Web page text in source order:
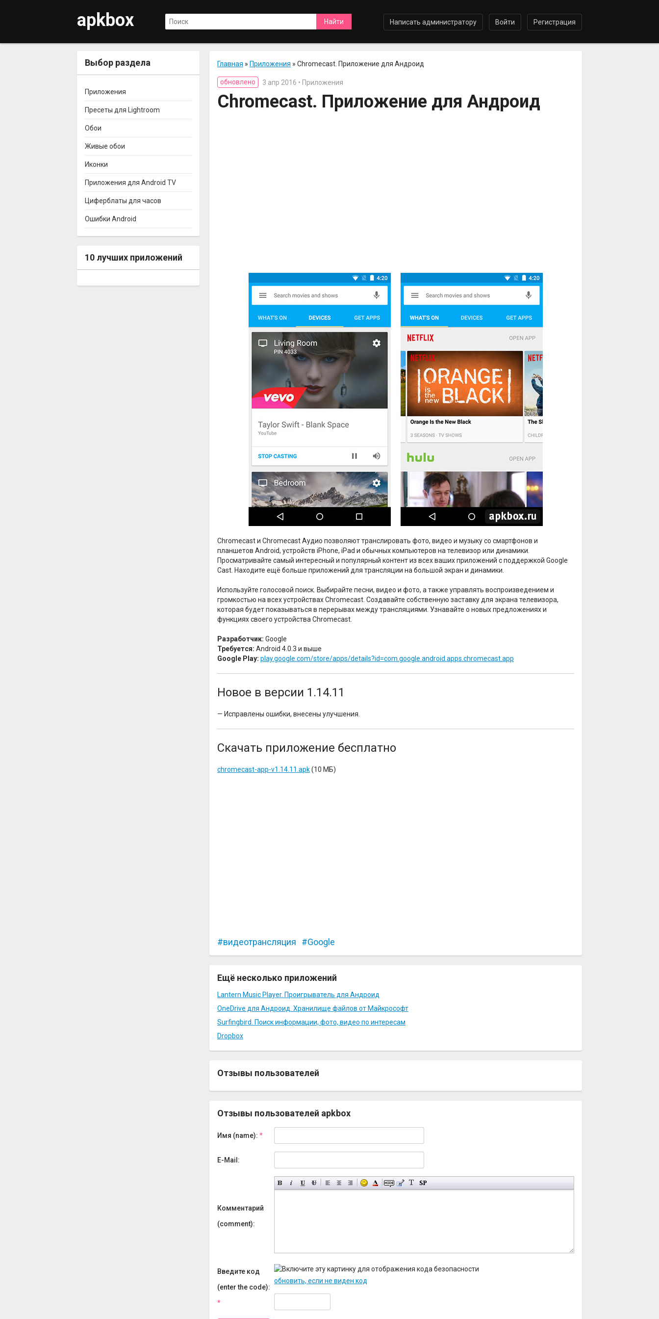
apkbox Регистрация
Войти
Написать администратору
Главная » Приложения » Chromecast. Приложение для Андроид
обновлено 3 апр 2016 • Приложения
Chromecast. Приложение для Андроид
Chromecast и Chromecast Аудио позволяют транслировать фото, видео и музыку со смартфонов и
планшетов Android, устройств iPhone, iPad и обычных компьютеров на телевизор или динамики.
Просматривайте самый интересный и популярный контент из всех ваших приложений с поддержкой Google
Cast. Находите ещё больше приложений для трансляции на большой экран и динамики.
Используйте голосовой поиск. Выбирайте песни, видео и фото, а также управлять воспроизведением и
громкостью на всех устройствах Chromecast. Создавайте собственную заставку для экрана телевизора,
которая будет показываться в перерывах между трансляциями. Узнавайте о новых предложениях и
функциях своего устройства Chromecast.
Разработчик: Google
Требуется: Android 4.0.3 и выше
Google Play: play.google.com/store/apps/details?id=com.google.android.apps.chromecast.app
Новое в версии 1.14.11
— Исправлены ошибки, внесены улучшения.
Скачать приложение бесплатно
chromecast-app-v1.14.11.apk(10 МБ)
видеотрансляция Google
Ещё несколько приложений
Lantern Music Player. Проигрыватель для Андроид
OneDrive для Андроид. Хранилище файлов от Майкрософт
Surfingbird. Поиск информации, фото, видео по интересам
Dropbox
Отзывы пользователей
Отзывы пользователей apkbox
Имя (name): *
E-Mail:
Комментарий
(comment):
Введите код
(enter the code):
*
обновить, если не виден код
Выбор раздела
Приложения
Пресеты для Lightroom
Обои
Живые обои
Иконки
Приложения для Android TV
Циферблаты для часов
Ошибки Android
10 лучших приложений